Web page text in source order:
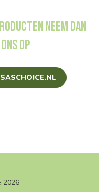
neem dan
op
2026